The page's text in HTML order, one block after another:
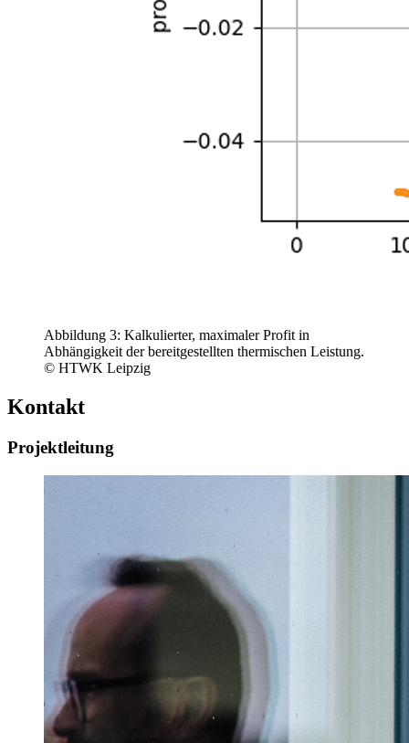
Abbildung 3: Kalkulierter, maximaler Profit in
Abhängigkeit der bereitgestellten thermischen Leistung.
© HTWK Leipzig
Kontakt
Projektleitung